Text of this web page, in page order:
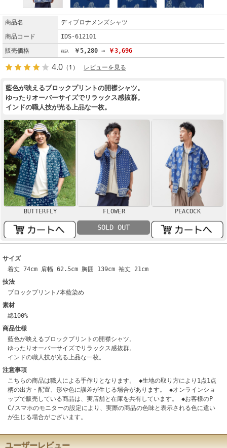
商品名
ディブロナメンズシャツ
商品コード
IDS-612101
販売価格
￥5,280 → ￥3,696
4.0 （1） レビューを見る
藍色が映えるブロックプリントの開襟シャツ。
ゆったりオーバーサイズでリラックス感抜群。
インドの職人技が光る上品な一枚。
BUTTERFLY FLOWER
SOLD OUT
PEACOCK
サイズ
着丈 74cm 肩幅 62.5cm 胸囲 139cm 袖丈 21cm
技法
ブロックプリント/本藍染め
素材
綿100%
商品仕様
藍色が映えるブロックプリントの開襟シャツ。
ゆったりオーバーサイズでリラックス感抜群。
インドの職人技が光る上品な一枚。
注意事項
こちらの商品は職人による手作りとなります。 ◆生地の取り方により1点1点
柄の出方・配置、形や色に誤差が生じる場合があります。 ◆オンラインショ
ップで販売している商品は、実店舗と在庫を共有しています。 ◆お客様のP
C/スマホのモニターの設定により、実際の商品の色味と表示される色に違い
が生じる場合がございます。
ユーザーレビュー